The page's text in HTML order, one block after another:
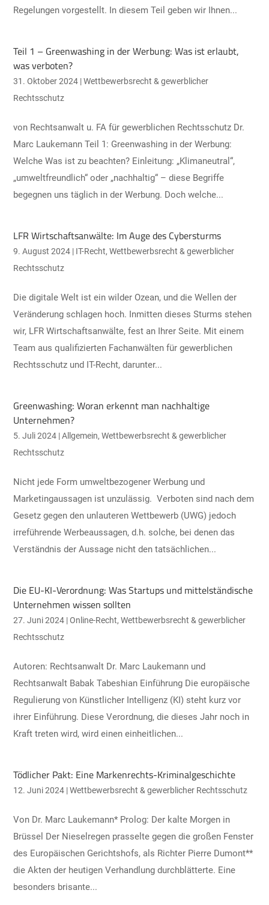
Regelungen vorgestellt. In diesem Teil geben wir Ihnen...
Teil 1 – Greenwashing in der Werbung: Was ist erlaubt,
was verboten?
31. Oktober 2024 |Wettbewerbsrecht & gewerblicher
Rechtsschutz
von Rechtsanwalt u. FA für gewerblichen Rechtsschutz Dr.
Marc Laukemann Teil 1: Greenwashing in der Werbung:
Welche Was ist zu beachten? Einleitung: „Klimaneutral“,
„umweltfreundlich“ oder „nachhaltig“ – diese Begriffe
begegnen uns täglich in der Werbung. Doch welche...
LFR Wirtschaftsanwälte: Im Auge des Cybersturms
9. August 2024 | IT-Recht,Wettbewerbsrecht & gewerblicher
Rechtsschutz
Die digitale Welt ist ein wilder Ozean, und die Wellen der
Veränderung schlagen hoch. Inmitten dieses Sturms stehen
wir, LFR Wirtschaftsanwälte, fest an Ihrer Seite. Mit einem
Team aus qualifizierten Fachanwälten für gewerblichen
Rechtsschutz und IT-Recht, darunter...
Greenwashing: Woran erkennt man nachhaltige
Unternehmen?
5. Juli 2024 |Allgemein,Wettbewerbsrecht & gewerblicher
Rechtsschutz
Nicht jede Form umweltbezogener Werbung und
Marketingaussagen ist unzulässig. Verboten sind nach dem
Gesetz gegen den unlauteren Wettbewerb (UWG) jedoch
irreführende Werbeaussagen, d.h. solche, bei denen das
Verständnis der Aussage nicht den tatsächlichen...
Die EU-KI-Verordnung: Was Startups und mittelständische
Unternehmen wissen sollten
27. Juni 2024 |Online-Recht,Wettbewerbsrecht & gewerblicher
Rechtsschutz
Autoren: Rechtsanwalt Dr. Marc Laukemann und
Rechtsanwalt Babak Tabeshian Einführung Die europäische
Regulierung von Künstlicher Intelligenz (KI) steht kurz vor
ihrer Einführung. Diese Verordnung, die dieses Jahr noch in
Kraft treten wird, wird einen einheitlichen...
Tödlicher Pakt: Eine Markenrechts-Kriminalgeschichte
12. Juni 2024 |Wettbewerbsrecht & gewerblicher Rechtsschutz
Von Dr. Marc Laukemann* Prolog: Der kalte Morgen in
Brüssel Der Nieselregen prasselte gegen die großen Fenster
des Europäischen Gerichtshofs, als Richter Pierre Dumont**
die Akten der heutigen Verhandlung durchblätterte. Eine
besonders brisante...